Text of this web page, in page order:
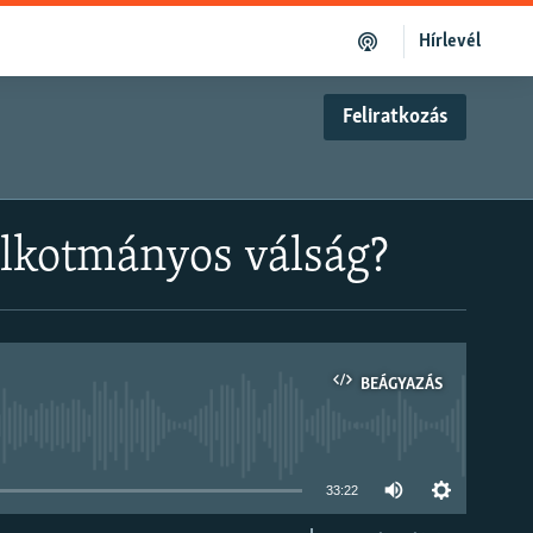
Hírlevél
Feliratkozás
válság?
BEÁGYAZÁS
33:22